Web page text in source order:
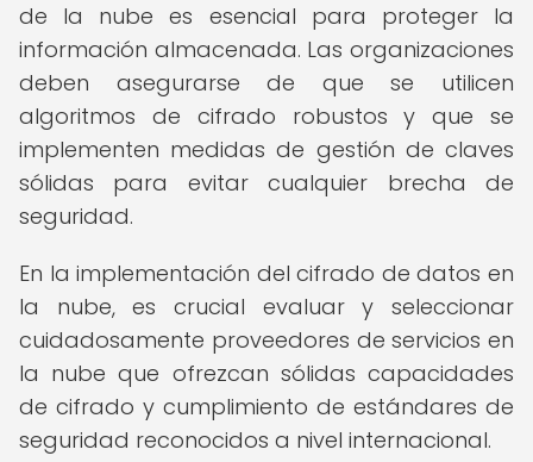
de la nube es esencial para proteger la
información almacenada. Las organizaciones
deben asegurarse de que se utilicen
algoritmos de cifrado robustos y que se
implementen medidas de gestión de claves
sólidas para evitar cualquier brecha de
seguridad.
En la implementación del cifrado de datos en
la nube, es crucial evaluar y seleccionar
cuidadosamente proveedores de servicios en
la nube que ofrezcan sólidas capacidades
de cifrado y cumplimiento de estándares de
seguridad reconocidos a nivel internacional.